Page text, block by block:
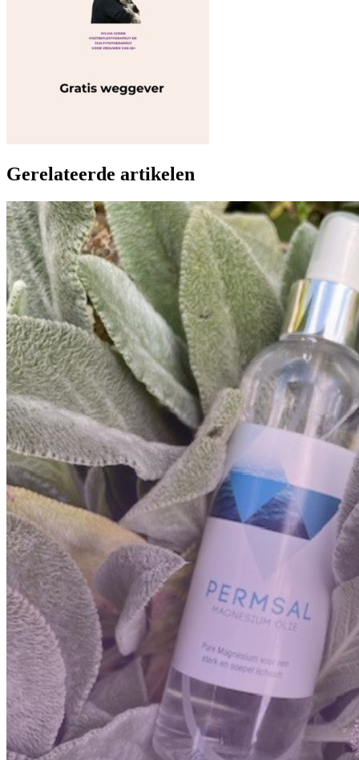
Gerelateerde artikelen